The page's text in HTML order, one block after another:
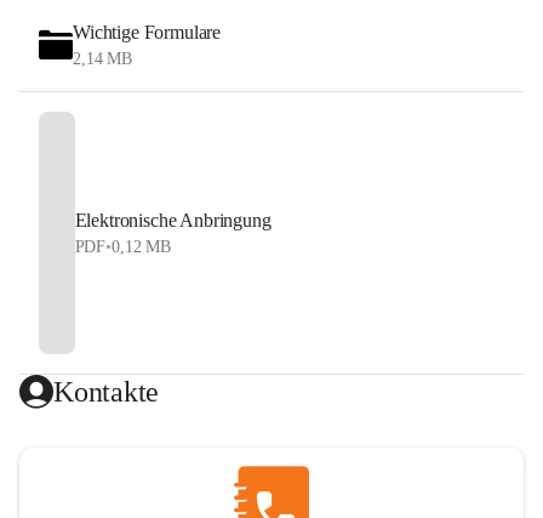
Wichtige Formulare
2,14 MB
Elektronische Anbringung
PDF•0,12 MB
Kontakte